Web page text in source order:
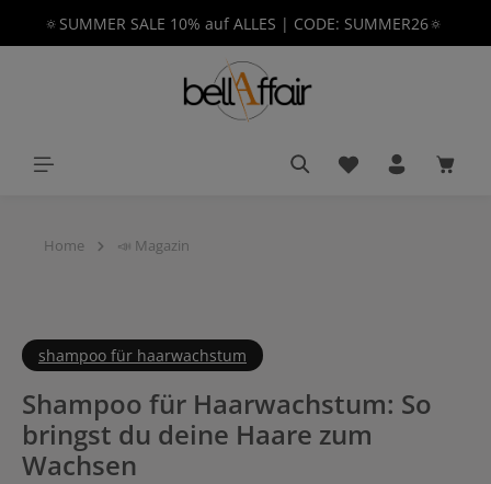
springen
🔅SUMMER SALE 10% auf ALLES | CODE: SUMMER26🔅
Du hast 0
Home 📣 Magazin
shampoo für haarwachstum
Shampoo für Haarwachstum: So
bringst du deine Haare zum
Wachsen